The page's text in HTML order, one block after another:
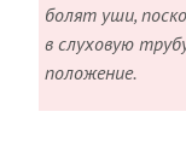
болят уши,
в слуховую
положение.